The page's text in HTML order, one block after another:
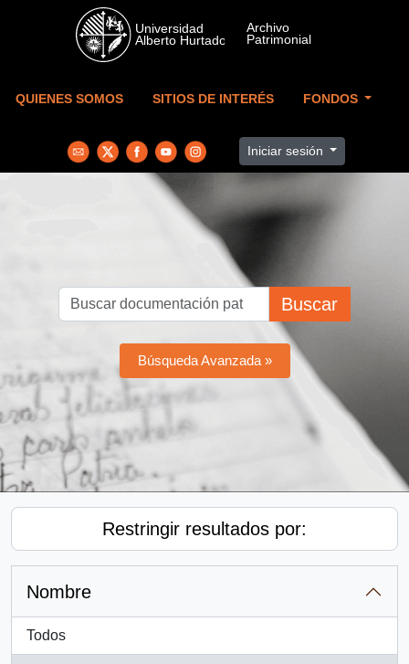
Skip to main content
QUIENES SOMOS SITIOS DE INTERÉS FONDOS
Iniciar sesión
Buscar
Búsqueda Avanzada »
Restringir resultados por:
Nombre
Todos